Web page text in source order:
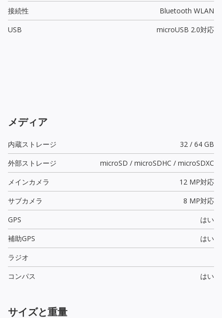
接続性
Bluetooth WLAN
USB
microUSB 2.0対応
メディア
内蔵ストレージ
32 / 64 GB
外部ストレージ
microSD / microSDHC / microSDXC
メインカメラ
12 MP対応
サブカメラ
8 MP対応
GPS
はい
補助GPS
はい
ラジオ
コンパス
はい
サイズと重量